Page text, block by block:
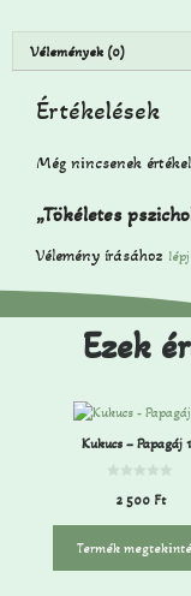
Vélemények (0)
Értékelések
Még nincsenek
„Tökéletes
Vélemény írásához
Ezek
Kukucs – Papagáj
5
b
l
2 500 Ft
Termék